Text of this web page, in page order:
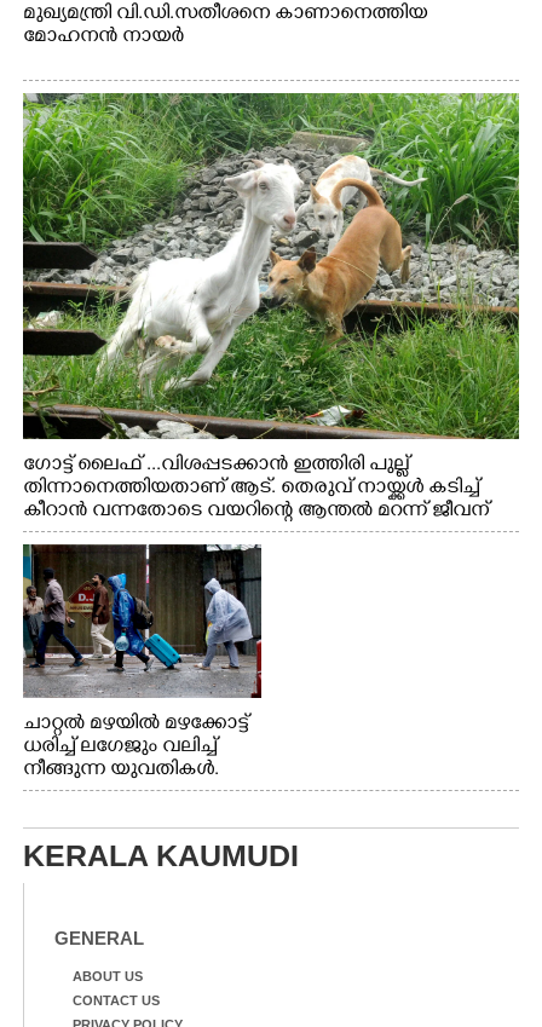
മുഖ്യമന്ത്രി വി.ഡി.സതീശനെ കാണാനെത്തിയ
മോഹനൻ നായർ
ഗോട്ട് ലൈഫ് ...വിശപ്പടക്കാൻ ഇത്തിരി പുല്ല്
തിന്നാനെത്തിയതാണ് ആട്. തെരുവ് നായ്ക്കൾ കടിച്ച്
കീറാൻ വന്നതോടെ വയറിന്റെ ആന്തൽ മറന്ന് ജീവന്
വേണ്ടിയായി ഓട്ടം. എറണാകുളം വാത്തുരുത്തിയിൽ
നിന്നുള്ള കാഴ്ച
ചാറ്റൽ മഴയിൽ മഴക്കോട്ട്
ധരിച്ച് ലഗേജും വലിച്ച്
നീങ്ങുന്ന യുവതികൾ.
എറണാകുളം മേനകയിൽ
KERALA KAUMUDI
GENERAL
ABOUT US
CONTACT US